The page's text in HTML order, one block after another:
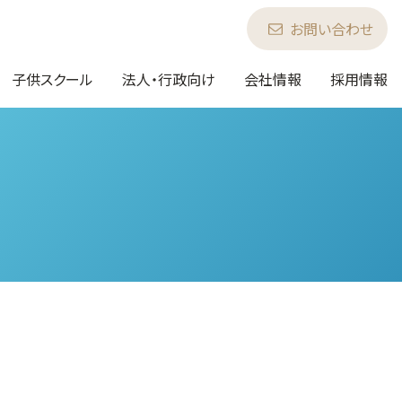
子供スクール 法人・行政向け 会社情報 採用情報
お問い合わせ